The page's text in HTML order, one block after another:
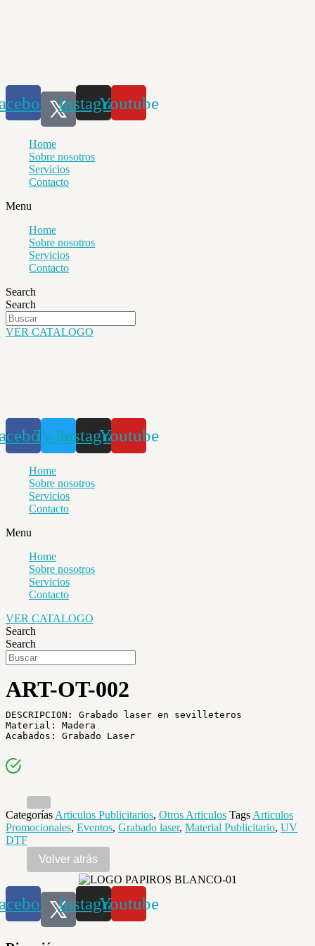
InstagramYoutube
Home
Sobre nosotros
Servicios
Contacto
Menu
Home
Sobre nosotros
Servicios
Contacto
Search
Search
VER CATALOGO
TwitterInstagramYoutube
Home
Sobre nosotros
Servicios
Contacto
Menu
Home
Sobre nosotros
Servicios
Contacto
VER CATALOGO
Search
Search
ART-OT-002
DESCRIPCION: Grabado laser en sevilleteros
Material: Madera
CategoríasArticulos Publicitarios, Otros Articulos TagsArticulos
Promocionales, Eventos, Grabado laser, Material Publicitario, UV
DTF
InstagramYoutube